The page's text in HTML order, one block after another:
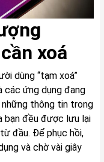
xoá
dùng “tạm xoá”
các ứng dụng đang
thông tin trong
bạn đều được lưu lại
đầu. Để phục hồi,
và chờ vài giây